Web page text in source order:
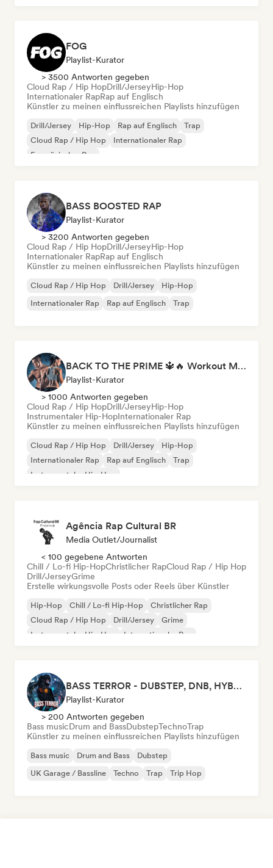
FOG
Playlist-Kurator
> 3500 Antworten gegeben
Cloud Rap / Hip HopDrill/JerseyHip-Hop
Internationaler RapRap auf Englisch
Künstler zu meinen einflussreichen Playlists hinzufügen
Drill/Jersey Hip-Hop Rap auf Englisch
Trap
Cloud Rap / Hip Hop
Internationaler Rap
Französischer Rap
BASS BOOSTED RAP
Playlist-Kurator
> 3200 Antworten gegeben
Cloud Rap / Hip HopDrill/JerseyHip-Hop
Internationaler RapRap auf Englisch
Künstler zu meinen einflussreichen Playlists hinzufügen
Cloud Rap / Hip Hop Drill/Jersey
Hip-Hop
Internationaler Rap
Rap auf Englisch Trap
BACK TO THE PRIME 🔱🔥 Workout Motivation Playlist
Playlist-Kurator
> 1000 Antworten gegeben
Cloud Rap / Hip HopDrill/JerseyHip-Hop
Instrumentaler Hip-HopInternationaler Rap
Künstler zu meinen einflussreichen Playlists hinzufügen
Cloud Rap / Hip Hop Drill/Jersey
Hip-Hop
Internationaler Rap
Rap auf Englisch
Trap
Instrumentaler Hip-Hop
Agência Rap Cultural BR
Media Outlet/Journalist
< 100 gegebene Antworten
Chill / Lo-fi Hip-HopChristlicher RapCloud Rap / Hip Hop
Drill/JerseyGrime
Erstelle wirkungsvolle Posts oder Reels über Künstler
Hip-Hop Chill / Lo-fi Hip-Hop
Christlicher Rap
Cloud Rap / Hip Hop
Drill/Jersey
Grime
Instrumentaler Hip-Hop
Internationaler Rap
BASS TERROR - DUBSTEP, DNB, HYBRID TRAP, ROCKTRONIC FOR WORKOUT AND GAMING
Playlist-Kurator
> 200 Antworten gegeben
Bass musicDrum and BassDubstepTechnoTrap
Künstler zu meinen einflussreichen Playlists hinzufügen
Bass music Drum and Bass
Dubstep
UK Garage / Bassline
Techno Trap Trip Hop